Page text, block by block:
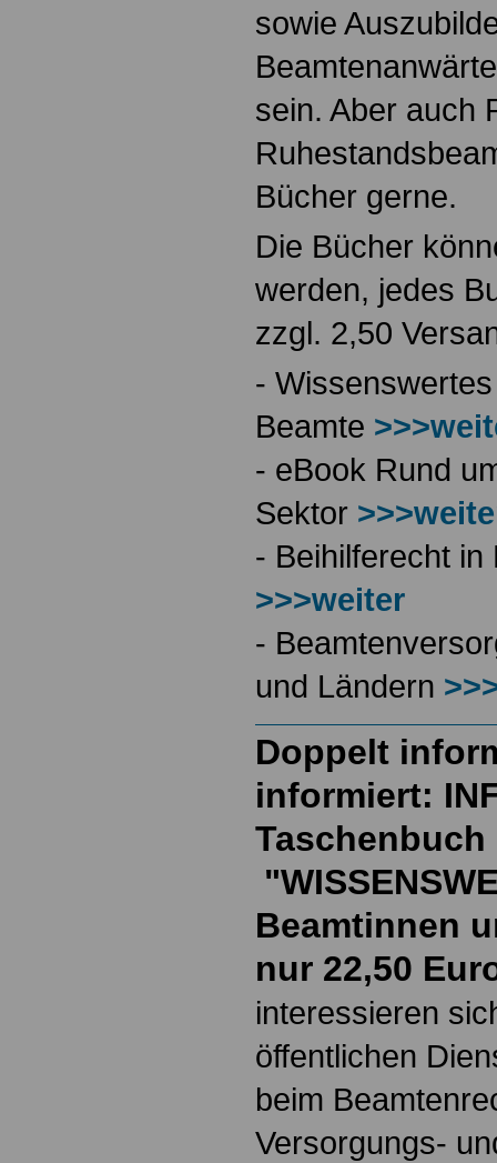
sowie
sein. Aber auch
Bücher gerne.
Die Bücher
werden, jedes
zzgl. 2,50
-
Beamte
- eBook Rund
Sektor
- Beihilferecht
>>>weiter
-
und Ländern
Doppelt
informiert:
Taschenbuch
Beamtinnen
nur 22,50
interessieren
öffentlichen
beim
Versorgungs-